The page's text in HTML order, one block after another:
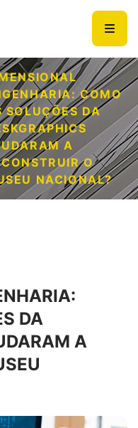
COMO
SOLUÇÕES DA
A
O
NACIONAL?
DA
A